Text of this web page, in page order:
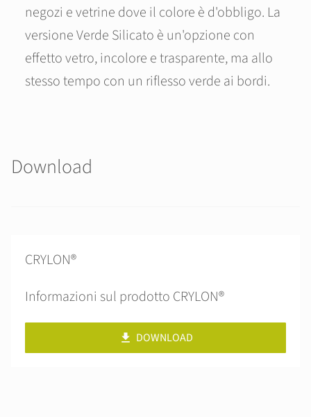
negozi e vetrine dove il colore è d'obbligo. La
versione Verde Silicato è un'opzione con
effetto vetro, incolore e trasparente, ma allo
stesso tempo con un riflesso verde ai bordi.
Download
CRYLON®
Informazioni sul prodotto CRYLON®
DOWNLOAD